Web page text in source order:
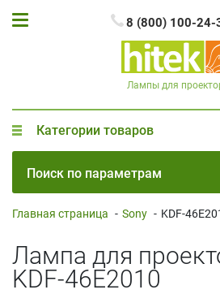
8 (800) 100-24-
Лампы для
Категории товаров
Поиск по параметрам
Главная страница - Sony - KDF-
Лампа для
KDF-46E2010